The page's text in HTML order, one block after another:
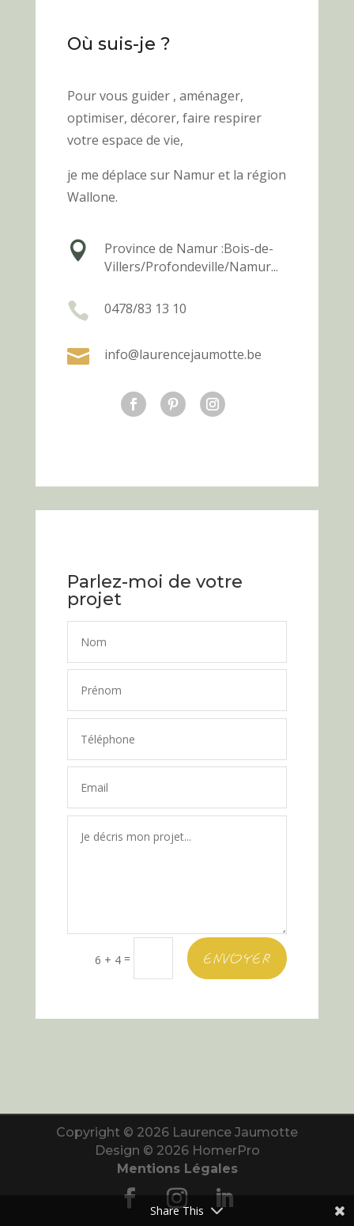
Où suis-je ?
Pour vous guider , aménager,
optimiser, décorer, faire respirer
votre espace de vie,
je me déplace sur Namur et la région
Wallone.
 Province de Namur :Bois-de-
Villers/Profondeville/Namur...
 0478/83 13 10
 info@laurencejaumotte.be
Parlez-moi de votre
projet
6 + 4 = ENVOYER
Copyright © 2026 Laurence Jaumotte
Design © 2026 HomerPro
Mentions Légales
Share This